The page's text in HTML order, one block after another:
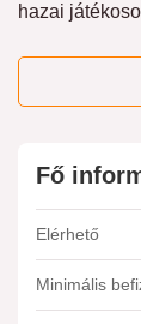
hazai
Fő
Elérhető
Minimális